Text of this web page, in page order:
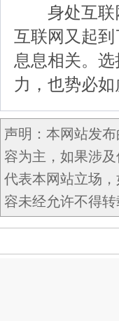
身处互联网
互联网又起
息息相关。
力，也势必
声明：本网站发
容为主，如果涉
代表本网站立场
容未经允许不得